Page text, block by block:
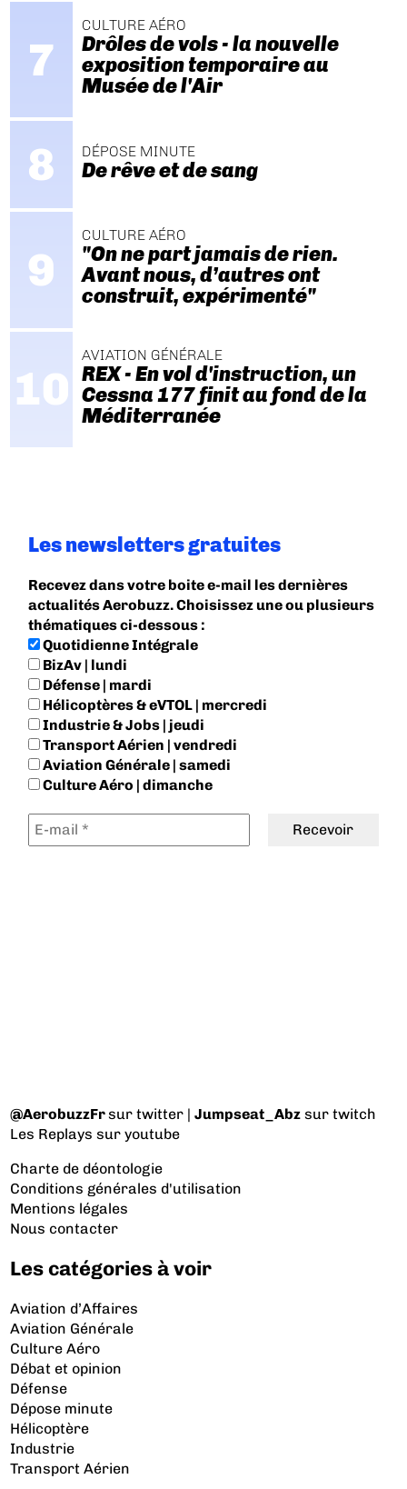
CULTURE AÉRO
Drôles de vols - la nouvelle
exposition temporaire au
Musée de l'Air
DÉPOSE MINUTE
De rêve et de sang
CULTURE AÉRO
"On ne part jamais de rien.
Avant nous, d’autres ont
construit, expérimenté"
AVIATION GÉNÉRALE
REX - En vol d'instruction, un
Cessna 177 finit au fond de la
Méditerranée
Les newsletters gratuites
Recevez dans votre boite e-mail les dernières
actualités Aerobuzz. Choisissez une ou plusieurs
thématiques ci-dessous :
Quotidienne Intégrale
BizAv | lundi
Défense | mardi
Hélicoptères & eVTOL | mercredi
Industrie & Jobs | jeudi
Transport Aérien | vendredi
Aviation Générale | samedi
Culture Aéro | dimanche
@AerobuzzFrsur twitter |Jumpseat_Abz sur twitch
Les Replays sur youtube
Charte de déontologie
Conditions générales d'utilisation
Mentions légales
Nous contacter
Les catégories à voir
Aviation d’Affaires
Aviation Générale
Culture Aéro
Débat et opinion
Défense
Dépose minute
Hélicoptère
Industrie
Transport Aérien